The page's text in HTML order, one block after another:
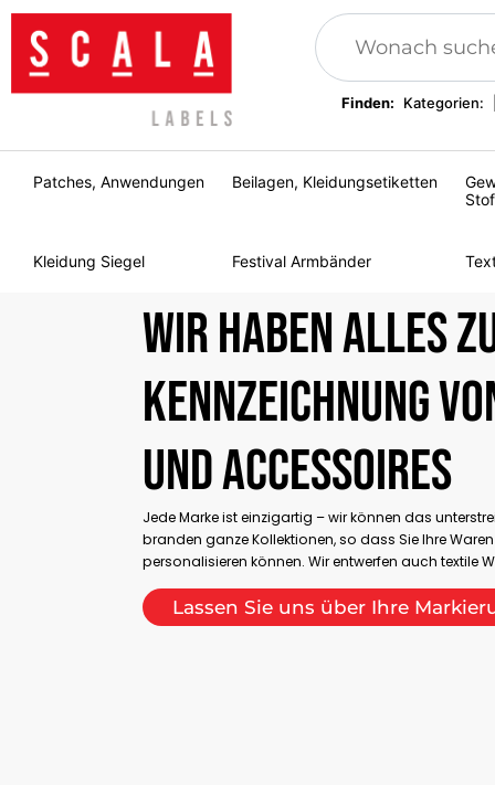
Finden: Kategorien:
Patches, Anwendungen Beilagen, Kleidungsetiketten
Kleidung Siegel Festival Armbänder
Wir haben alles
Kennzeichnung
und Accessoires
Jede Marke ist einzigartig – wir können das
branden ganze Kollektionen, so dass Sie Ihre
personalisieren können. Wir entwerfen auch textile
Lassen Sie uns über Ihre